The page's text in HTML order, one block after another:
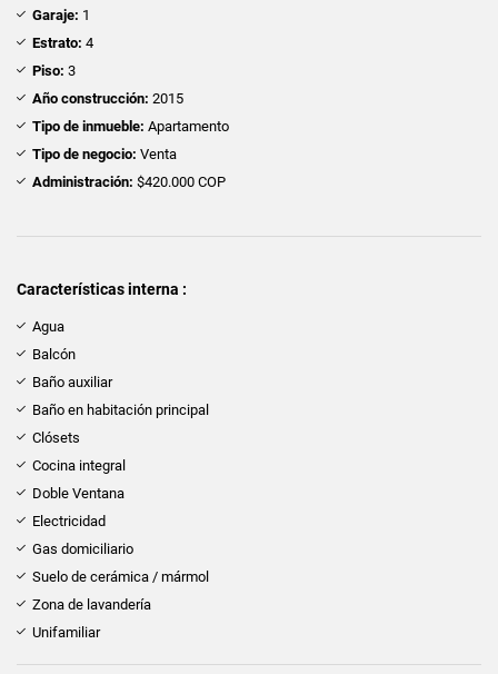
Garaje: 1
Estrato: 4
Piso: 3
Año construcción: 2015
Tipo de inmueble: Apartamento
Tipo de negocio: Venta
Administración: $420.000 COP
Características interna :
Agua
Balcón
Baño auxiliar
Baño en habitación principal
Clósets
Cocina integral
Doble Ventana
Electricidad
Gas domiciliario
Suelo de cerámica / mármol
Zona de lavandería
Unifamiliar